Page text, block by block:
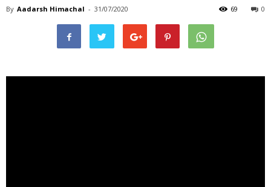
By Aadarsh Himachal - 31/07/2020 0
69